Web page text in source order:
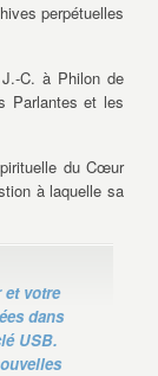
perpétuelles
C. à Philon de
Parlantes et les
du Cœur
à laquelle sa
et votre
dans
USB.